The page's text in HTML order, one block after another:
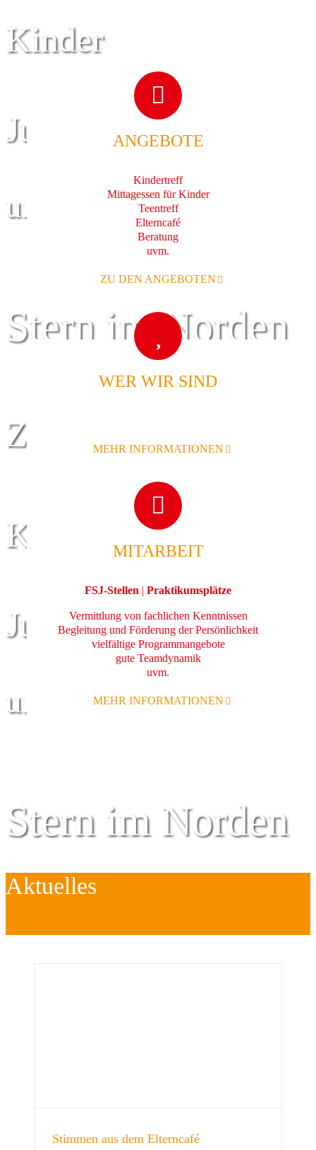
Kinder
Jugend
und Familie
Stern im Norden
Zentrum für
Kinder
Jugend
und Familie
Stern im Norden
Zentrum für
ANGEBOTE
Kindertreff
Mittagessen für Kinder
Teentreff
Elterncafé
Beratung
uvm.
ZU DEN ANGEBOTEN
WER WIR SIND
MEHR INFORMATIONEN
MITARBEIT
FSJ-Stellen | Praktikumsplätze
Vermittlung von fachlichen Kenntnissen
Begleitung und Förderung der Persönlichkeit
vielfältige Programmangebote
gute Teamdynamik
uvm.
MEHR INFORMATIONEN
Aktuelles
Stimmen aus dem Elterncafé